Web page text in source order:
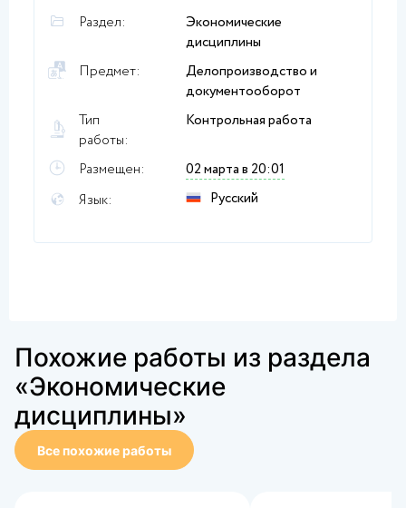
Раздел:
Экономические
дисциплины
Предмет:
Делопроизводство и
документооборот
Тип
работы:
Контрольная работа
Размещен:
02 марта в 20:01
Язык:
Русский
Похожие работы из раздела
«Экономические
дисциплины»
Все похожие работы